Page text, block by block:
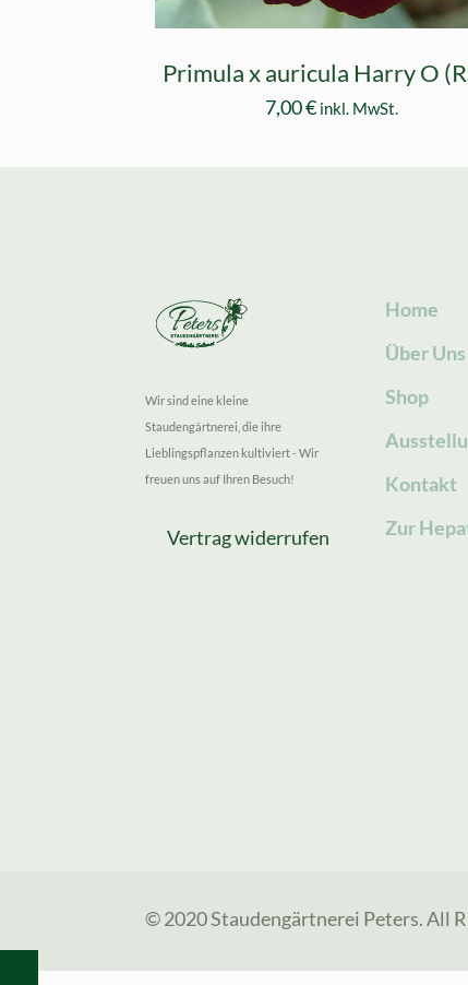
Primula x auricula Harry O
7,00€ inkl. MwSt.
Wir sind eine kleine
Staudengärtnerei, die ihre
Lieblingspflanzen kultiviert - Wir
freuen uns auf Ihren Besuch!
Vertrag widerrufen
Home
Über Uns
Shop
Kontakt
Zur
© 2020 Staudengärtnerei Peters. All